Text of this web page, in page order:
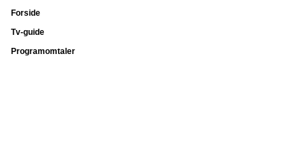
Forside
Tv-guide
Programomtaler